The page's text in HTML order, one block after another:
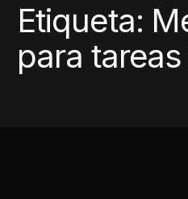
Etiqueta:
para